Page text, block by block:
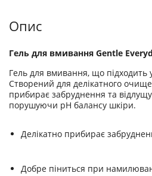
Опис
Гель для вмивання Gentle
Гель для вмивання, що підходить
Створений для делікатного
прибирає забруднення та
порушуючи рН балансу шкіри.
Делікатно прибирає
Добре піниться при